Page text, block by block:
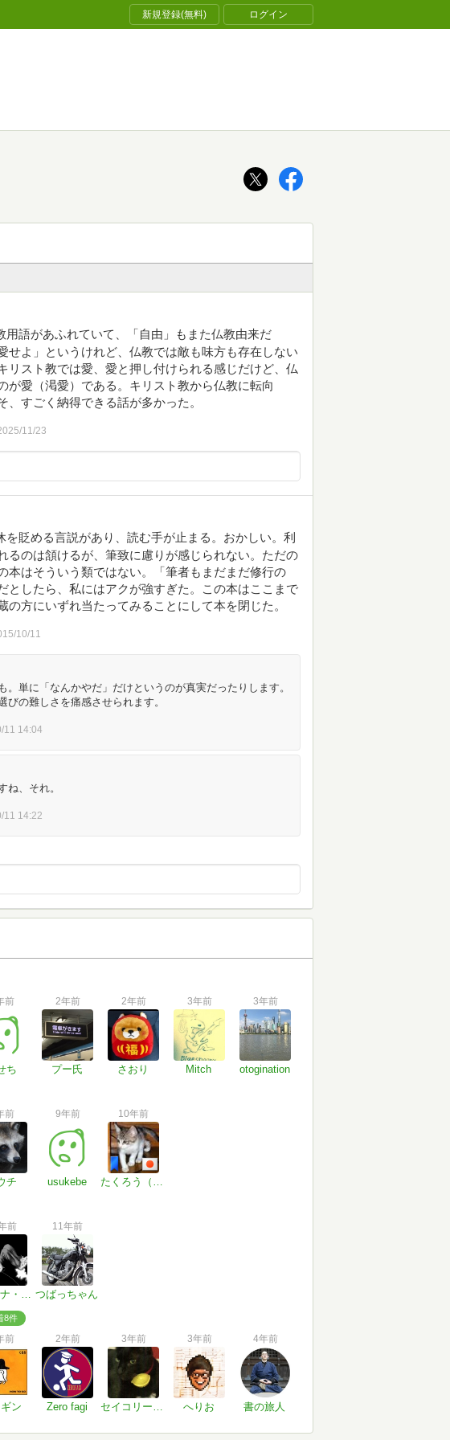
新規登録(無料) ログイン
用語があふれていて、「自由」もまた仏教由来だ
よ」というけれど、仏教では敵も味方も存在しない
リスト教では愛、愛と押し付けられる感じだけど、仏
が愛（渇愛）である。キリスト教から仏教に転向
、すごく納得できる話が多かった。
11/23
を貶める言説があり、読む手が止まる。おかしい。利
るのは頷けるが、筆致に慮りが感じられない。ただの
本はそういう類ではない。「筆者もまだまだ修行の
としたら、私にはアクが強すぎた。この本はここまで
方にいずれ当たってみることにして本を閉じた。
10/11
。単に「なんかやだ」だけというのが真実だったりします。
びの難しさを痛感させられます。
11 14:04
ね、それ。
11 14:22
前
ち
2年前
プー氏
2年前
さおり
3年前
Mitch
3年前
otogination
前
チ
9年前
usukebe
10年前
たくろう（観世音菩薩）
前
ナシアナ・グランデ
11年前
つばっちゃん
8件
前
ン
2年前
Zero fagi
3年前
セイコリーノ 願わくは図書館、本が「希望の綱」となりますように
3年前
へりお
4年前
書の旅人